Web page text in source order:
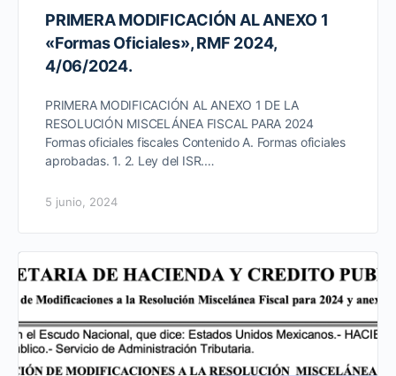
PRIMERA MODIFICACIÓN AL ANEXO 1
«Formas Oficiales», RMF 2024,
4/06/2024.
PRIMERA MODIFICACIÓN AL ANEXO 1 DE LA
RESOLUCIÓN MISCELÁNEA FISCAL PARA 2024
Formas oficiales fiscales Contenido A. Formas oficiales
aprobadas. 1. 2. Ley del ISR.…
5 junio, 2024